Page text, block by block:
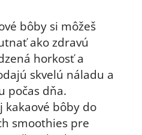
bôby si môžeš
ako zdravú
horkosť a
skvelú náladu a
počas dňa.
kakaové bôby do
smoothies pre